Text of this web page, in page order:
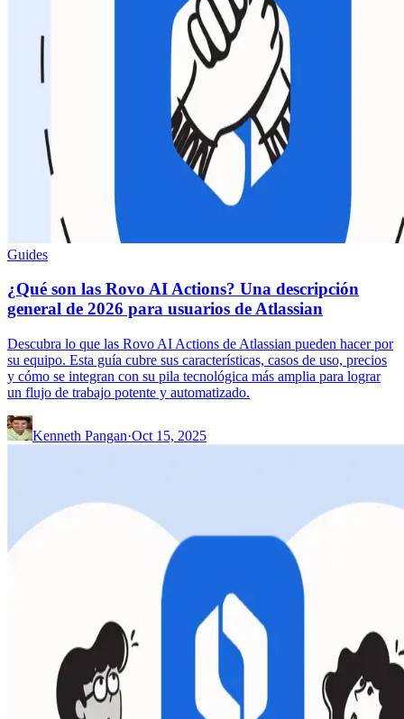
Guides
¿Qué son las Rovo AI Actions? Una descripción
general de 2026 para usuarios de Atlassian
Descubra lo que las Rovo AI Actions de Atlassian pueden hacer por
su equipo. Esta guía cubre sus características, casos de uso, precios
y cómo se integran con su pila tecnológica más amplia para lograr
un flujo de trabajo potente y automatizado.
Kenneth Pangan·Oct 15, 2025